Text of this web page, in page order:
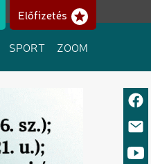
Előfizetés
SPORT ZOOM